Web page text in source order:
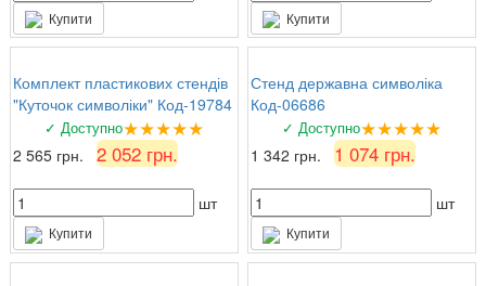
Купити Купити
Комплект пластикових стендів
"Куточок символіки" Код-19784
✓ Доступно★★★★★
2 565 грн. 2 052 грн.
шт
Купити
Стенд державна символіка
Код-06686
✓ Доступно★★★★★
1 342 грн. 1 074 грн.
шт
Купити